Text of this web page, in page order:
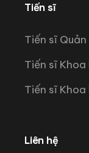
Tiến sĩ
Tiến sĩ
Tiến sĩ
Tiến sĩ
Liên hệ